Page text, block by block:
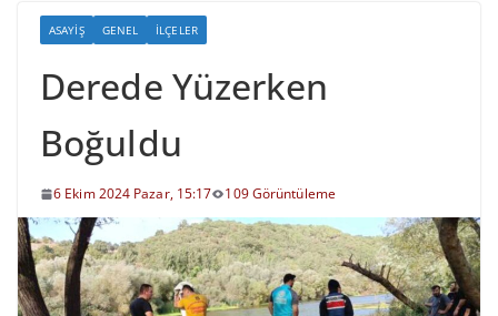
ASAYIŞ GENEL İLÇELER
Derede Yüzerken
Boğuldu
6 Ekim 2024 Pazar, 15:17 109 Görüntüleme